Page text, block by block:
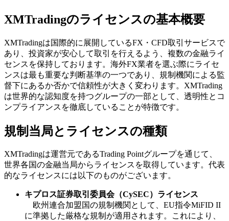
XMTradingのライセンスの基本概要
XMTradingは国際的に展開しているFX・CFD取引サービスで
あり、投資家が安心して取引を行えるよう、複数の金融ライ
センスを保持しております。海外FX業者を選ぶ際にライセ
ンスは最も重要な判断基準の一つであり、規制機関による監
督下にあるか否かで信頼性が大きく変わります。XMTrading
は世界的な認知度を持つグループの一部として、透明性とコ
ンプライアンスを徹底していることが特徴です。
規制当局とライセンスの種類
XMTradingは運営元であるTrading Pointグループを通じて、
世界各国の金融当局からライセンスを取得しています。代表
的なライセンスには以下のものがございます。
キプロス証券取引委員会（CySEC）ライセンス
欧州連合加盟国の規制機関として、EU指令MiFID II
に準拠した厳格な規制が適用されます。これにより、